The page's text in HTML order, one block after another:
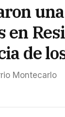
en
de
Montecarlo